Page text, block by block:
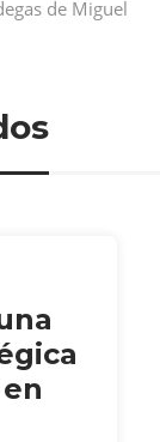
de Miguel